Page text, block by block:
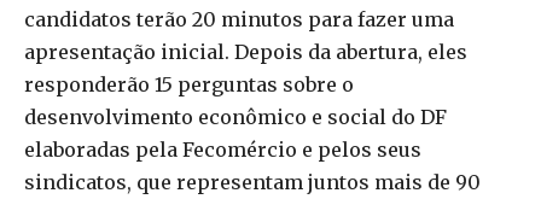
candidatos terão 20 minutos para fazer uma
apresentação inicial. Depois da abertura, eles
responderão 15 perguntas sobre o
desenvolvimento econômico e social do DF
elaboradas pela Fecomércio e pelos seus
sindicatos, que representam juntos mais de 90